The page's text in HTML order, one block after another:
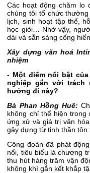
Các hoạt động chăm lo
chúng tôi tổ chức
lịch, sinh hoạt tập thể,
học giỏi… Nhờ vậy,
dài và sẵn sàng cống
Xây dựng văn hoá
nhiệm
- Một điểm nổi bật
nghiệp gắn với trách
hướng đi này?
Bà Phan Hồng Huê:
không chỉ thể hiện
ứng xử và giá trị văn
gây dựng từ tinh thần tôn
Công đoàn đã phát
nổi, tiêu biểu là chương
thu hút hàng trăm vận
không khí gắn kết khắp